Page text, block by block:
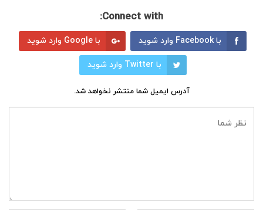
Connect with:
با Facebook وارد شوید با Google وارد شوید
با Twitter وارد شوید
آدرس ایمیل شما منتشر نخواهد شد.